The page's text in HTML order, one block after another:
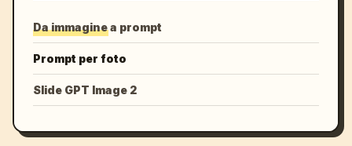
Da immagine a prompt
Prompt per foto
Slide GPT Image 2